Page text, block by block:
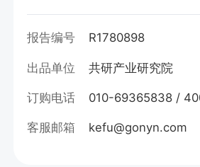
报告编号 R1780898
出品单位 共研产业研究院
订购电话 010-69365838 /
客服邮箱 kefu@gonyn.com